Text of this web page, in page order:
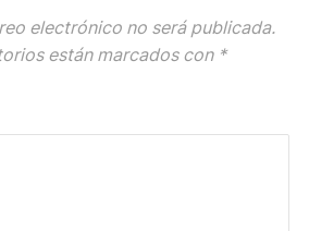
electrónico no será publicada.
están marcados con *